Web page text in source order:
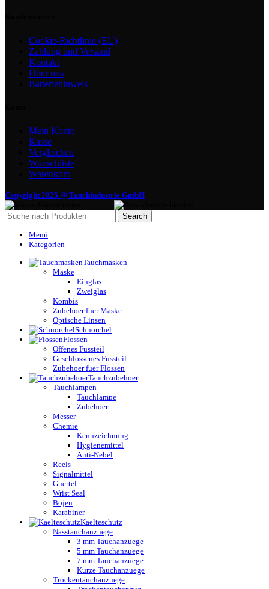
Cookie-Richtlinie (EU)
Zahlung und Versand
Kontakt
Über uns
Batteriehinweis
Mein Konto
Kasse
Vergleichen
Wunschliste
Warenkorb
Copyright 2025 @ Tauchindustrie GmbH
Search
Menü
Kategorien
Tauchmasken
Maske
Einglas
Zweiglas
Kombis
Zubehoer fuer Maske
Optische Linsen
Schnorchel
Flossen
Offenes Fussteil
Geschlossenes Fussteil
Zubehoer fuer Flossen
Tauchzubehoer
Tauchlampen
Tauchlampe
Zubehoer
Messer
Chemie
Kennzeichnung
Hygienemittel
Anti-Nebel
Reels
Signalmittel
Guertel
Wrist Seal
Bojen
Karabiner
Kaelteschutz
Nasstauchanzuege
3 mm Tauchanzuege
5 mm Tauchanzuege
7 mm Tauchanzuege
Kurze Tauchanzuege
Trockentauchanzuege